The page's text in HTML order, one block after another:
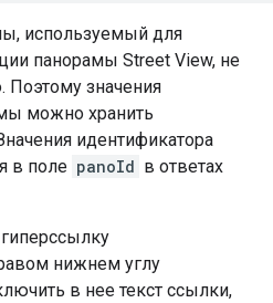
используемый для
панорамы Street View, не
значения
можно хранить
идентификатора
в поле panoId в ответах
нижнем углу
в нее текст ссылки,